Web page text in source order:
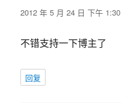
道：
2012 年 5 月 24 日 下午 1:30
不错支持一下博主了
回复